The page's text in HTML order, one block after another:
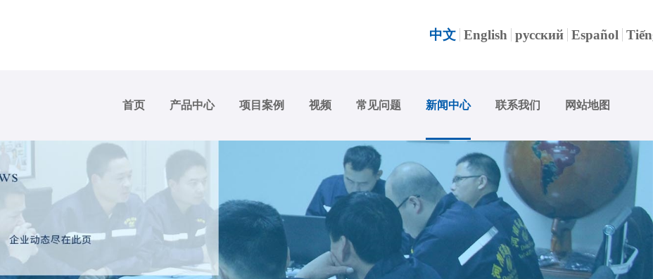
中文 English русский Español
首页 产品中心 项目案例 视频 常见问题 新闻中心 联系我们 网站地图